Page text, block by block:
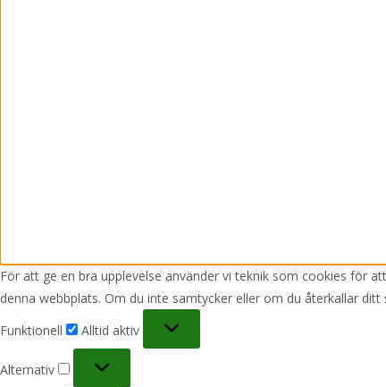
För att ge en bra upplevelse använder vi teknik som cookies för
denna webbplats. Om du inte samtycker eller om du återkallar
Funktionell
Alltid aktiv
Alternativ